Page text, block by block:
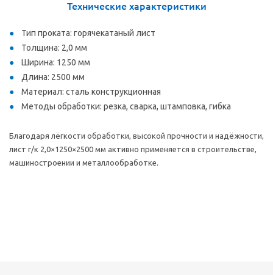
Технические характеристики
Тип проката: горячекатаный лист
Толщина: 2,0 мм
Ширина: 1250 мм
Длина: 2500 мм
Материал: сталь конструкционная
Методы обработки: резка, сварка, штамповка, гибка
Благодаря лёгкости обработки, высокой прочности и надёжности,
лист г/к 2,0×1250×2500 мм активно применяется в строительстве,
машиностроении и металлообработке.